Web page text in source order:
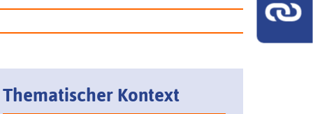
Thematischer Kontext